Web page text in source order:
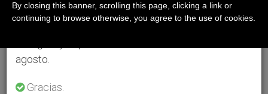
agosto.
Gracias.
By closing this banner, scrolling this page, clicking a link or
continuing to browse otherwise, you agree to the use of cookies.